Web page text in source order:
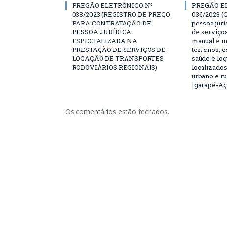
PREGÃO ELETRÔNICO Nº
038/2023 (REGISTRO DE PREÇO
PARA CONTRATAÇÃO DE
PESSOA JURÍDICA
ESPECIALIZADA NA
PRESTAÇÃO DE SERVIÇOS DE
LOCAÇÃO DE TRANSPORTES
RODOVIÁRIOS REGIONAIS)
PREGÃO
036/2023
pessoa
de
manual e
terrenos,
saúde e
urbano e
Igarapé-
Os comentários estão fechados.